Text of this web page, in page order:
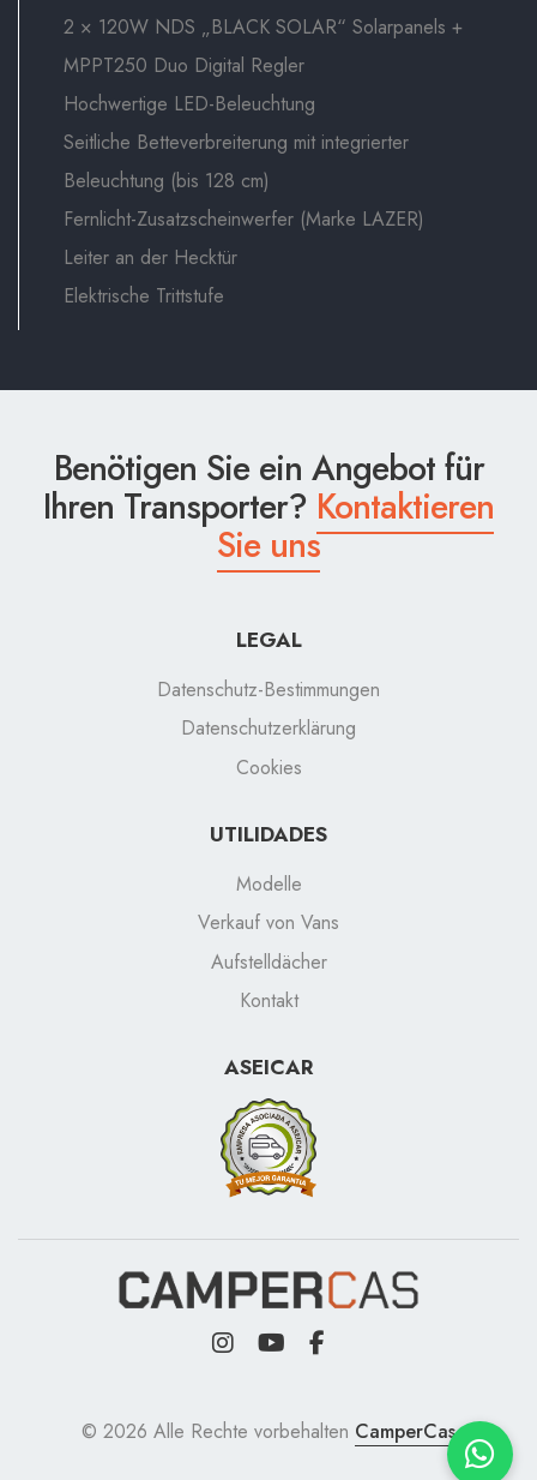
2 × 120W NDS „BLACK SOLAR“ Solarpanels +
MPPT250 Duo Digital Regler
Hochwertige LED-Beleuchtung
Seitliche Betteverbreiterung mit integrierter
Beleuchtung (bis 128 cm)
Fernlicht-Zusatzscheinwerfer (Marke LAZER)
Leiter an der Hecktür
Elektrische Trittstufe
Benötigen Sie ein Angebot für
Ihren Transporter? Kontaktieren
Sie uns
LEGAL
Datenschutz-Bestimmungen
Datenschutzerklärung
Cookies
UTILIDADES
Modelle
Verkauf von Vans
Aufstelldächer
Kontakt
ASEICAR
© 2026 Alle Rechte vorbehalten CamperCas